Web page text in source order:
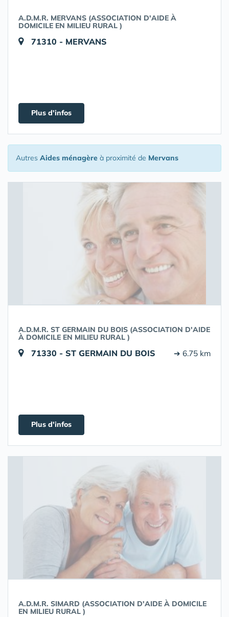
A.D.M.R. MERVANS (ASSOCIATION D'AIDE À
DOMICILE EN MILIEU RURAL )
71310 - MERVANS
Plus d'infos
Autres Aides ménagère à proximité de Mervans
A.D.M.R. ST GERMAIN DU BOIS (ASSOCIATION D'AIDE
À DOMICILE EN MILIEU RURAL )
71330 - ST GERMAIN DU BOIS ➔ 6.75 km
Plus d'infos
A.D.M.R. SIMARD (ASSOCIATION D'AIDE À DOMICILE
EN MILIEU RURAL )